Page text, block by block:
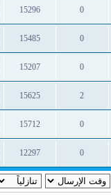
0
ردود
15296
مشاهدات
0
15485
0
ردود
15207
مشاهدات
2
15625
0
ردود
15712
مشاهدات
0
ردود
12297
مشاهدات